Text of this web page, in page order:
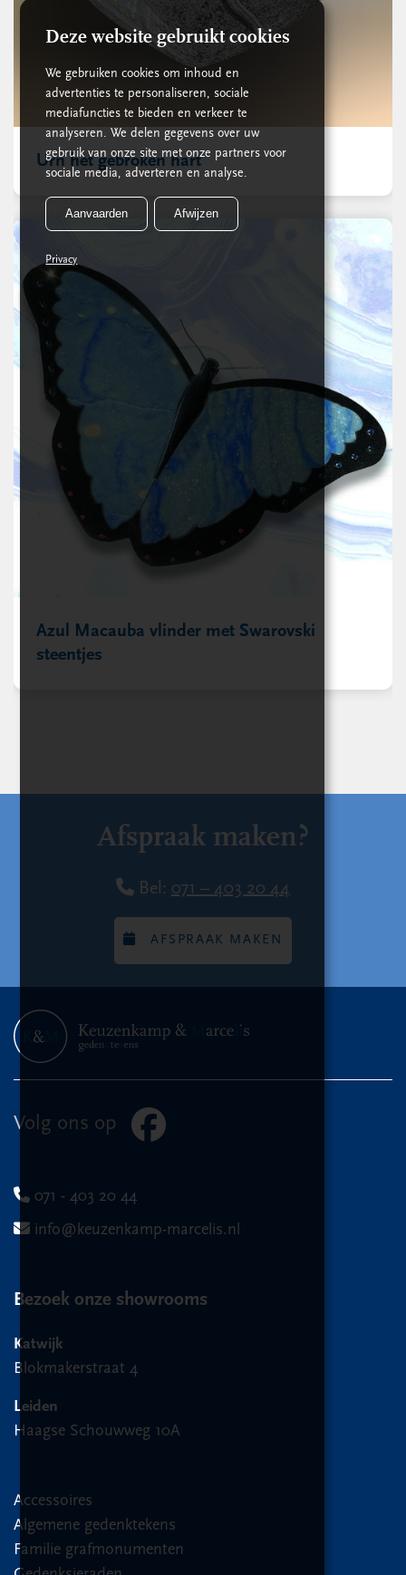
Urn het gebroken hart
Azul Macauba vlinder met Swarovski
steentjes
Afspraak maken?
Bel: 071 – 403 20 44
AFSPRAAK MAKEN
Volg ons op
071 - 403 20 44
info@keuzenkamp-marcelis.nl
Bezoek onze showrooms
Katwijk
Blokmakerstraat 4
Leiden
Haagse Schouwweg 10A
Accessoires
Algemene gedenktekens
Familie grafmonumenten
Deze website gebruikt cookies
We gebruiken cookies om inhoud en
advertenties te personaliseren, sociale
mediafuncties te bieden en verkeer te
analyseren. We delen gegevens over uw
gebruik van onze site met onze partners voor
sociale media, adverteren en analyse.
Aanvaarden Afwijzen
Privacy